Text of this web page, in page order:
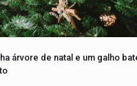
árvore de natal e um galho